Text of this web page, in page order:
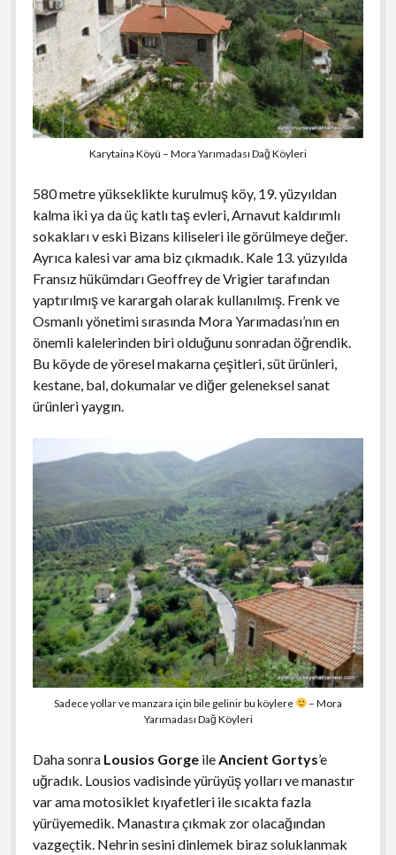
Karytaina Köyü – Mora Yarımadası Dağ Köyleri
580 metre yükseklikte kurulmuş köy, 19. yüzyıldan
kalma iki ya da üç katlı taş evleri, Arnavut kaldırımlı
sokakları v eski Bizans kiliseleri ile görülmeye değer.
Ayrıca kalesi var ama biz çıkmadık. Kale 13. yüzyılda
Fransız hükümdarı Geoffrey de Vrigier tarafından
yaptırılmış ve karargah olarak kullanılmış. Frenk ve
Osmanlı yönetimi sırasında Mora Yarımadası’nın en
önemli kalelerinden biri olduğunu sonradan öğrendik.
Bu köyde de yöresel makarna çeşitleri, süt ürünleri,
kestane, bal, dokumalar ve diğer geleneksel sanat
ürünleri yaygın.
Sadece yollar ve manzara için bile gelinir bu köylere
– Mora
Yarımadası Dağ Köyleri
Daha sonra Lousios Gorgeile Ancient Gortys’e
uğradık. Lousios vadisinde yürüyüş yolları ve manastır
var ama motosiklet kıyafetleri ile sıcakta fazla
yürüyemedik. Manastıra çıkmak zor olacağından
vazgeçtik. Nehrin sesini dinlemek biraz soluklanmak